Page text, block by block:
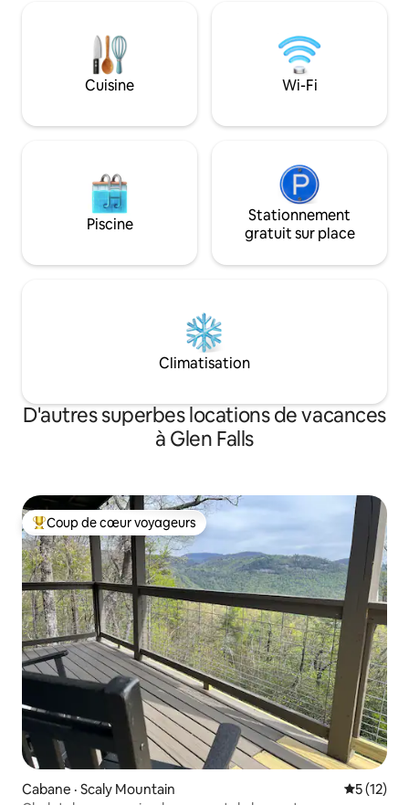
marbre/ardoise, chauffe-eau sans
réservoir, foyer au gaz, porche, Wifi, TV,
laveuse/sécheuse, kitchenette. Beaux
jardins ! Charme classique des Highlands
pêchez, faites du shopping ou
(20 minutes en
parfaite entre le
modern, le
montagne.
Cuisine Wi-Fi
Piscine
Stationnement
gratuit sur place
Climatisation
D'autres superbes locations de vacances
à Glen Falls
Coup de cœur voyageurs parmi les plus aimés
Coup de cœur voyageurs
Cabane · Scaly Mountain Note
5 (12)